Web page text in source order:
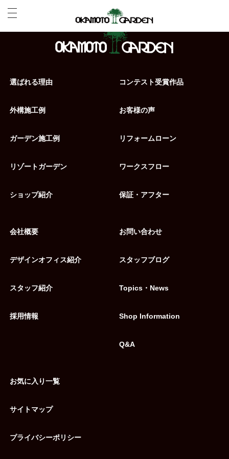
選ばれる理由
外構施工例
ガーデン施工例
リゾートガーデン
ショップ紹介
コンテスト受賞作品
お客様の声
リフォームローン
ワークスフロー
保証・アフター
会社概要
デザインオフィス紹介
スタッフ紹介
採用情報
お問い合わせ
スタッフブログ
Topics・News
Shop Information
Q&A
お気に入り一覧
サイトマップ
プライバシーポリシー